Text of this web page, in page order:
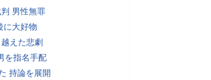
男性無罪
に大好物
えた悲劇
を指名手配
持論を展開